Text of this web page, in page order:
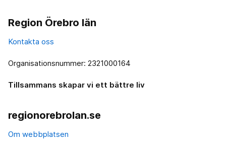
Region Örebro län
Kontakta oss
Organisationsnummer: 2321000164
Tillsammans skapar vi ett bättre liv
regionorebrolan.se
Om webbplatsen